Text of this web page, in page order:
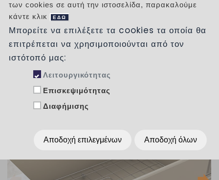
/ Προϊόντα /
ΚΟΥΖΙΝΑ
ΝΕΡΟΧΥΤΕΣ - ΜΠΑΤΑΡΙΕΣ
των cookies σε αυτή την ιστοσελίδα, παρακαλούμε
κάντε κλικ
ΕΔΩ
Μπορείτε να επιλέξετε τα cookies τα οποία θα
επιτρέπεται να χρησιμοποιούνται από τον
ιστότοπό μας:
Λειτουργικότητας
Επισκεψιμότητας
Διαφήμισης
Αποδοχή επιλεγμένων Αποδοχή όλων